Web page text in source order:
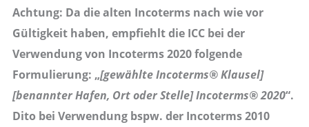
Achtung: Da die alten Incoterms nach wie vor
Gültigkeit haben, empfiehlt die ICC bei der
Verwendung von Incoterms 2020 folgende
Formulierung: „[gewählte Incoterms® Klausel]
[benannter Hafen, Ort oder Stelle] Incoterms® 2020“.
Dito bei Verwendung bspw. der Incoterms 2010